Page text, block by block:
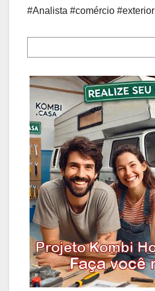
#Analista #comércio #exterior